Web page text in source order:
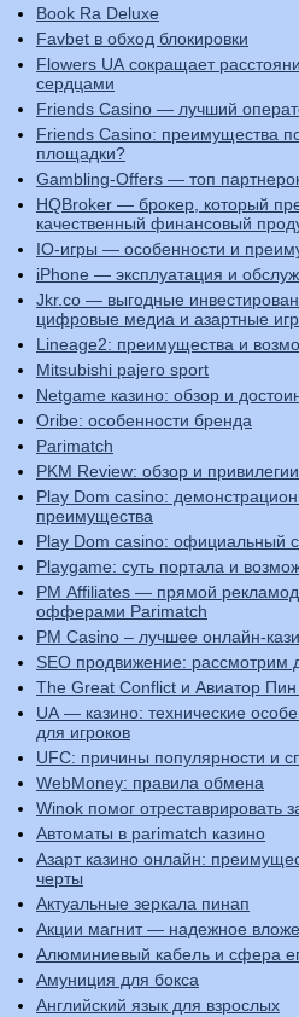
Book Ra Deluxe
Favbet в обход блокировки
Flowers UA сокращает
сердцами
Friends Casino — лучший
Friends Casino: преимущества
площадки?
Gambling-Offers — топ
HQBroker — брокер, который
качественный финансовый
IO-игры — особенности и
iPhone — эксплуатация и
Jkr.co — выгодные
цифровые медиа и азартные
Lineage2: преимущества и
Mitsubishi pajero sport
Netgame казино: обзор и
Oribe: особенности бренда
Parimatch
PKM Review: обзор и
Play Dom casino:
преимущества
Play Dom casino: официальный
Playgame: суть портала и
PM Affiliates — прямой
офферами Parimatch
PM Casino – лучшее онлайн-
SEO продвижение: рассмотрим
The Great Conflict и Авиатор
UA — казино: технические
для игроков
UFC: причины популярности и
WebMoney: правила обмена
Winok помог отреставрировать
Автоматы в parimatch казино
Азарт казино онлайн:
черты
Актуальные зеркала пинап
Акции магнит — надежное
Алюминиевый кабель и сфера
Амуниция для бокса
Английский язык для взрослых